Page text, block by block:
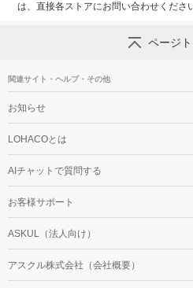
は、直接各ストアにお問い合わせくださ
ページ
関連サイト・ヘルプ・その他
お知らせ
LOHACOとは
AIチャットで質問する
お客様サポート
ASKUL（法人向け）
アスクル株式会社（会社概要）